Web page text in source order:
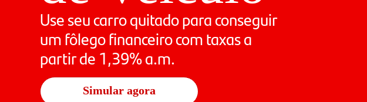
Use seu carro quitado para conseguir
um fôlego financeiro com taxas a
partir de 1,39% a.m.
Simular agora